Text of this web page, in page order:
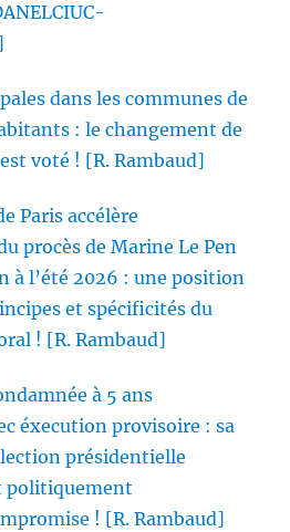
dans les communes de
: le changement de
voté ! [R. Rambaud]
Paris accélère
procès de Marine Le Pen
à l’été 2026 : une position
et spécificités du
! [R. Rambaud]
à 5 ans
éxecution provisoire : sa
présidentielle
politiquement
! [R. Rambaud]